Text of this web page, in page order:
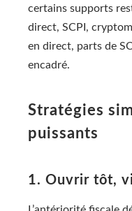
certains supports
direct, SCPI,
en direct, parts de
encadré.
Stratégies
puissants
1. Ouvrir tôt,